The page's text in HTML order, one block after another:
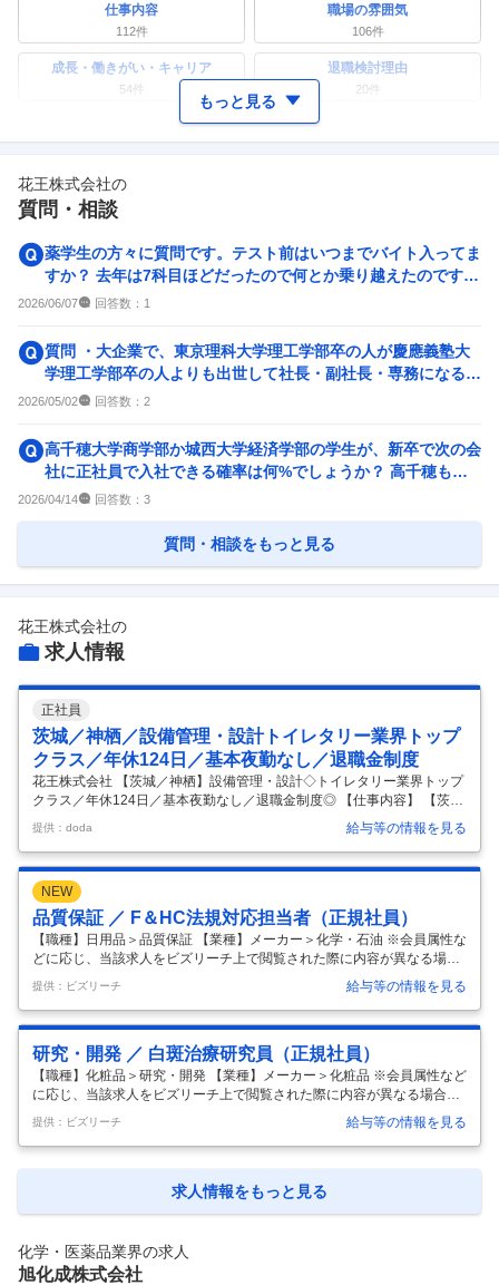
仕事内容
112件
職場の雰囲気
106件
成長・働きがい・キャリア
54件
退職検討理由
20件
ワークライフバランス 女性の活躍・働きやすさ
副業
人事・評価制度
27件
入社理由・入社後ギャップ
22件
企業の選考に関するクチコミ
3件 17件
もっと見る
花王株式会社の
質問・相談
薬学生の方々に質問です。テスト前はいつまでバイト入ってま
すか？ 去年は7科目ほどだったので何とか乗り越えたのです
が、今年の前期は10科...
2026/06/07 回答数： 1
質問 ・大企業で、東京理科大学理工学部卒の人が慶應義塾大
学理工学部卒の人よりも出世して社長・副社長・専務になるこ
とありますか？ Ya...
2026/05/02 回答数： 2
高千穂大学商学部か城西大学経済学部の学生が、新卒で次の会
社に正社員で入社できる確率は何%でしょうか？ 高千穂も城
西大学も普通の平均的な...
2026/04/14 回答数： 3
質問・相談をもっと見る
花王株式会社の
求人情報
正社員
茨城／神栖／設備管理・設計トイレタリー業界トップ
クラス／年休124日／基本夜勤なし／退職金制度
花王株式会社 【茨城／神栖】設備管理・設計◇トイレタリー業界トップ
クラス／年休124日／基本夜勤なし／退職金制度◎ 【仕事内容】 【茨城
／神栖】設備管理・設計◇トイレタリー業界トップクラス／年休124日
／基本夜勤なし／退職金制度◎ 【具体的な仕事内容】 【第二新卒歓迎／
休日出勤・夜勤基本なし／ビオレ・アタック・ロリエ等の製品を展開
し、普段の生活を支える日用品・化粧品メーカー／フレックス／売上1
兆5000億円超の安定基盤／マイカー通勤可】 ■採用背景： 当社の鹿島工
場は、国内生産拠点10工場の中でも、ケミカル供給拠点に位置付けられ
ています。主に約6割を外販用の工業用製品（トナーバインダー、アス
フ…
提供：doda 給与等の情報を見る
NEW
品質保証 ／ F＆HC法規対応担当者（正規社員）
【職種】日用品＞品質保証 【業種】メーカー＞化学・石油 ※会員属性な
どに応じ、当該求人をビズリーチ上で閲覧された際に内容が異なる場合
があります 国内外における洗剤・洗剤に使用する化学物質や殺菌剤の規
制の動向とその背景について調査する。その結果から、将来の規制を予
測し、事業影響の予測や、事業防衛につながる、より社会的に有用な規
制の策定に向けた提案行う。 将来的には規制戦略の観点から事業戦略の
立案等にも関与し、直接、トップマネジメント層に対しても、意見を進
言することもできる。将来は、スペシャリストとして工業会活動にも幅
を広げて、政府などとの行政機関とも交渉していくか、洗剤以外の分野
提供：ビズリーチ 給与等の情報を見る
研究・開発 ／ 白斑治療研究員（正規社員）
【職種】化粧品＞研究・開発 【業種】メーカー＞化粧品 ※会員属性など
に応じ、当該求人をビズリーチ上で閲覧された際に内容が異なる場合が
あります 白斑疾患領域における病態解明研究から治療薬創出に至る研究
開発を、医療機関（大学病院・クリニック）との協力体制のもとで担当
する。特に、細胞・モデル動物・患者検体を用いた分子レベルでの解析
（組織学的解析、分子プロファイリング等）を通じて、創薬ターゲット
の同定および病態マーカーの同定を推進する。さらに、実験計画の立案
体における高度専…
提供：ビズリーチ 給与等の情報を見る
求人情報をもっと見る
化学・医薬品業界の求人
旭化成株式会社